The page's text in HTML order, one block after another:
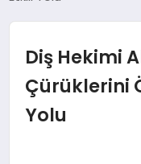
GUNCEL
SAĞLIK
Diş Hekimi
Çürüklerini
Yolu